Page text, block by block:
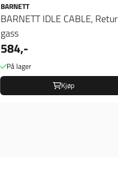
BARNETT
BARNETT IDLE CABLE, Retur
gass
584,-
På lager
Kjøp